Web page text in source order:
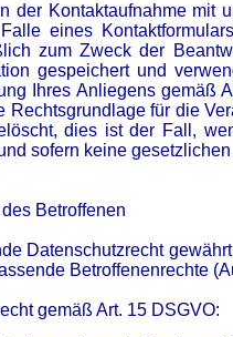
der Kontaktaufnahme mit
eines
zum Zweck der
gespeichert und
Ihres Anliegens gemäß
Rechtsgrundlage für die
dies ist der Fall,
sofern keine
Betroffenen
Datenschutzrecht
Betroffenenrechte
gemäß Art. 15 DSGVO: